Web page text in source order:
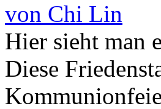
von Chi Lin
Hier sieht man
Diese